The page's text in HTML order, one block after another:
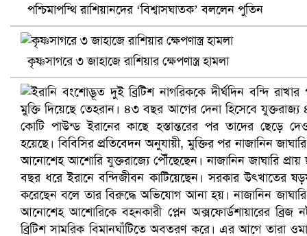
খুলনায় বিএনপি অফিসে গুলি-বোমা হামলা, নিহত ১
পশ্চিমাপন্থি রাশিয়ানদের ‘বিশ্বাসঘাতক’ বললেন পুতিন
কৃষ্ণসাগরে ৩ জাহাজে রাশিয়ার ক্ষেপণাস্ত্র হামলা